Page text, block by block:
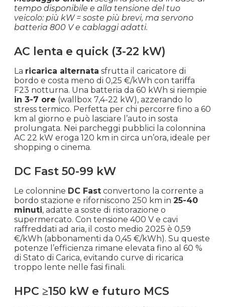
tempo disponibile e alla tensione del tuo
veicolo: più kW = soste più brevi, ma servono
batteria 800 V e cablaggi adatti.
AC lenta e quick (3-22 kW)
La ricarica alternata sfrutta il caricatore di
bordo e costa meno di 0,25 €/kWh con tariffa
F23 notturna. Una batteria da 60 kWh si riempie
in 3-7 ore (wallbox 7,4-22 kW), azzerando lo
stress termico. Perfetta per chi percorre fino a 60
km al giorno e può lasciare l’auto in sosta
prolungata. Nei parcheggi pubblici la colonnina
AC 22 kW eroga 120 km in circa un’ora, ideale per
shopping o cinema.
DC Fast 50-99 kW
Le colonnine DC Fast convertono la corrente a
bordo stazione e riforniscono 250 km in 25-40
minuti, adatte a soste di ristorazione o
supermercato. Con tensione 400 V e cavi
raffreddati ad aria, il costo medio 2025 è 0,59
€/kWh (abbonamenti da 0,45 €/kWh). Su queste
potenze l’efficienza rimane elevata fino al 60 %
di Stato di Carica, evitando curve di ricarica
troppo lente nelle fasi finali.
HPC ≥150 kW e futuro MCS